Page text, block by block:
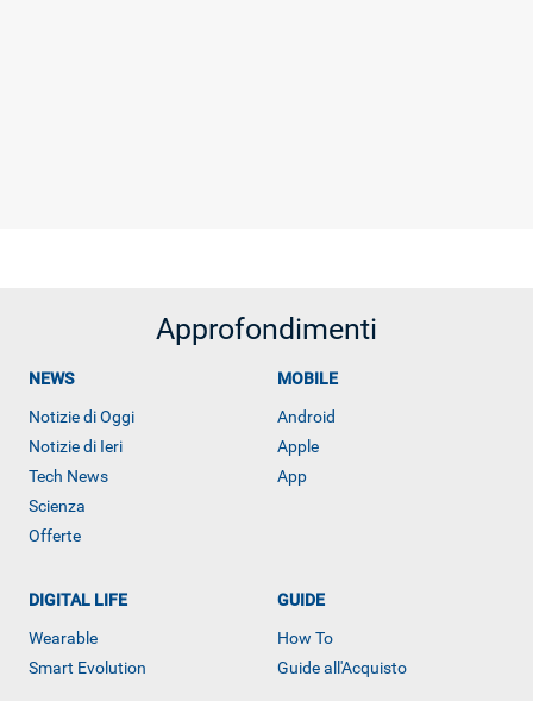
Approfondimenti
NEWS
Notizie di Oggi
Notizie di Ieri
Tech News
Scienza
Offerte
MOBILE
Android
Apple
App
DIGITAL LIFE
Wearable
Smart Evolution
GUIDE
How To
Guide all'Acquisto